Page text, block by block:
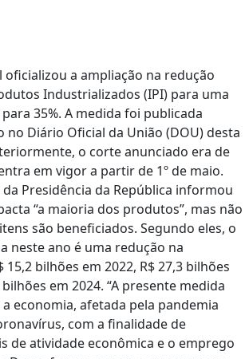
a ampliação na redução
Industrializados (IPI) para uma
35%. A medida foi publicada
no Diário Oficial da União (DOU) desta
o corte anunciado era de
em vigor a partir de 1º de maio.
Presidência da República informou
“a maioria dos produtos”, mas não
são beneficiados. Segundo eles, o
neste ano é uma redução na
15,2 bilhões em 2022, R$ 27,3 bilhões
bilhões em 2024. “A presente medida
economia, afetada pela pandemia
com a finalidade de
de atividade econômica e o emprego